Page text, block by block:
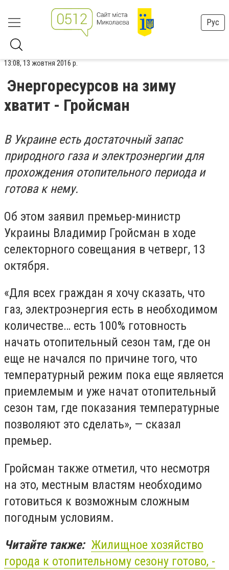
Рус
13:08, 13 жовтня 2016 р.
Энергоресурсов на зиму
хватит - Гройсман
В Украине есть достаточный запас
природного газа и электроэнергии для
прохождения отопительного периода и
готова к нему.
Об этом заявил премьер-министр
Украины Владимир Гройсман в ходе
селекторного совещания в четверг, 13
октября.
«Для всех граждан я хочу сказать, что
газ, электроэнергия есть в необходимом
количестве… есть 100% готовность
начать отопительный сезон там, где он
еще не начался по причине того, что
температурный режим пока еще является
приемлемым и уже начат отопительный
сезон там, где показания температурные
позволяют это сделать», — сказал
премьер.
Гройсман также отметил, что несмотря
на это, местным властям необходимо
готовиться к возможным сложным
погодным условиям.
Читайте также: Жилищное хозяйство
города к отопительному сезону готово, -